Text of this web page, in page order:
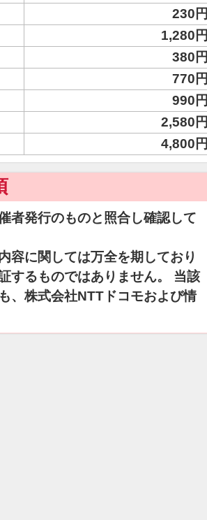
230円
1,280円
380円
770円
990円
2,580円
4,800円
者発行のものと照合し確認して
容に関しては万全を期しており
するものではありません。 当該
、株式会社NTTドコモおよび情